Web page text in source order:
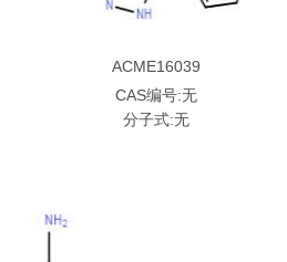
ACME16039
CAS编号:无
分子式:无